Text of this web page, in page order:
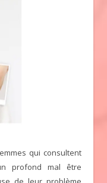
qui consultent
profond mal être